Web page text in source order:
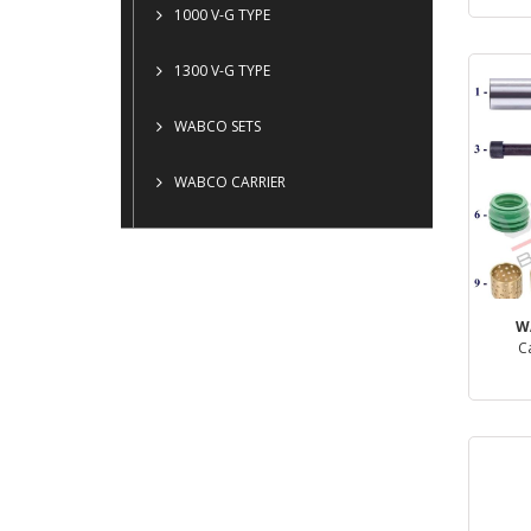
1000 V-G TYPE
1300 V-G TYPE
WABCO SETS
WABCO CARRIER